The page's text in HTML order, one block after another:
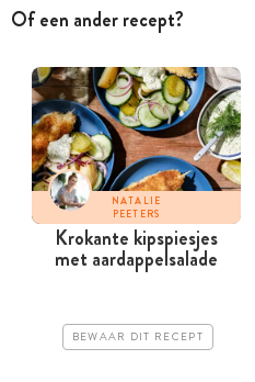
Of een ander recept?
NATALIE
PEETERS
Krokante kipspiesjes
met aardappelsalade
BEWAAR DIT RECEPT